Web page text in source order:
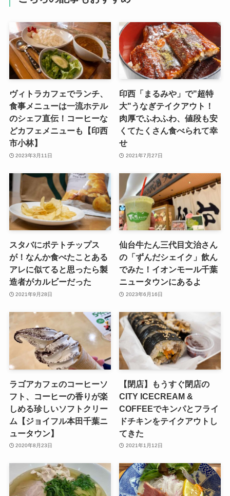
ヴィトラカフェでランチ、
食事メニューは一流ホテル
のシェフ直伝！コーヒーな
どカフェメニューも【印西
市小林】
2023年3月11日
印西「まるみや」で"超特
大"うなぎテイクアウト！
肉厚でふわふわ、値段も安
くてたくさん食べられて幸
せ
2021年7月27日
スタバにポテトチップス
が！なんか食べたことある
アレに似てると思ったら製
造者がカルビーだった
2021年9月28日
仙台牛たん三代目文治さん
の「ずんだシェイク」飲ん
でみた！イオンモール千葉
ニュータウンにあるよ
2023年6月16日
ラゴアカフェのコーヒーソ
フト、コーヒーの香りが楽
しめる珍しいソフトクリー
ム【ジョイフル本田千葉ニ
ュータウン】
2020年8月23日
【閉店】もうすぐ閉店の
CITY ICECREAM &
COFFEEでキンパとフライ
ドチキンをテイクアウトし
てきた
2021年1月12日